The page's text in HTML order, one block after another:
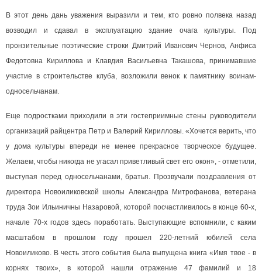
В этот день дань уважения выразили и тем, кто ровно полвека назад
возводил и сдавал в эксплуатацию здание очага культуры. Под
пронзительные поэтические строки Дмитрий Иванович Чернов, Анфиса
Федотовна Кириллова и Клавдия Васильевна Такашова, принимавшие
участие в строительстве клуба, возложили венок к памятнику воинам-
односельчанам.
Еще подростками приходили в эти гостеприимные стены руководители
организаций райцентра Петр и Валерий Кирилловы. «Хочется верить, что
у дома культуры впереди не менее прекрасное творческое будущее.
Желаем, чтобы никогда не угасал приветливый свет его окон», - отметили,
выступая перед односельчанами, братья. Прозвучали поздравления от
директора Новоиликовской школы Александра Митрофанова, ветерана
труда Зои Ильиничны Назаровой, которой посчастливилось в конце 60-х,
начале 70-х годов здесь поработать. Выступающие вспомнили, с каким
масштабом в прошлом году прошел 220-летний юбилей села
Новоиликово. В честь этого события была выпущена книга «Имя твое - в
корнях твоих», в которой нашли отражение 47 фамилий и 18